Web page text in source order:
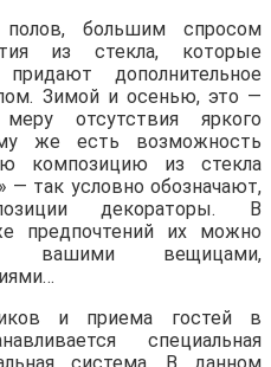
большим спросом
из стекла, которые
дополнительное
Зимой и осенью, это —
отсутствия яркого
же есть возможность
композицию из стекла
так условно обозначают,
декораторы. В
предпочтений их можно
вашими вещицами,
и приема гостей в
специальная